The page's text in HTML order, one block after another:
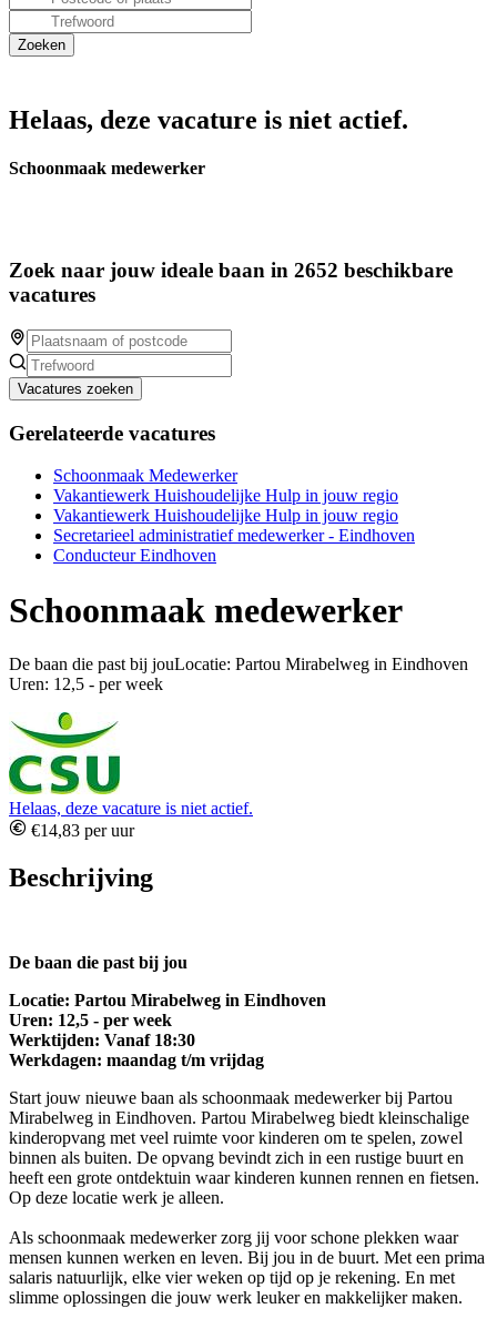
Helaas, deze vacature is niet actief.
Schoonmaak medewerker
Zoek naar jouw ideale baan in 2652 beschikbare
vacatures
Vacatures zoeken
Gerelateerde vacatures
Schoonmaak Medewerker
Vakantiewerk Huishoudelijke Hulp in jouw regio
Vakantiewerk Huishoudelijke Hulp in jouw regio
Secretarieel administratief medewerker - Eindhoven
Conducteur Eindhoven
Schoonmaak medewerker
De baan die past bij jouLocatie: Partou Mirabelweg in Eindhoven
Uren: 12,5 - per week
Helaas, deze vacature is niet actief.
€14,83 per uur
Beschrijving
De baan die past bij jou
Locatie: Partou Mirabelweg in Eindhoven
Uren: 12,5 - per week
Werktijden: Vanaf 18:30
Werkdagen: maandag t/m vrijdag
Start jouw nieuwe baan als schoonmaak medewerker bij Partou
Mirabelweg in Eindhoven. Partou Mirabelweg biedt kleinschalige
kinderopvang met veel ruimte voor kinderen om te spelen, zowel
binnen als buiten. De opvang bevindt zich in een rustige buurt en
heeft een grote ontdektuin waar kinderen kunnen rennen en fietsen.
Op deze locatie werk je alleen.
Als schoonmaak medewerker zorg jij voor schone plekken waar
mensen kunnen werken en leven. Bij jou in de buurt. Met een prima
salaris natuurlijk, elke vier weken op tijd op je rekening. En met
slimme oplossingen die jouw werk leuker en makkelijker maken.